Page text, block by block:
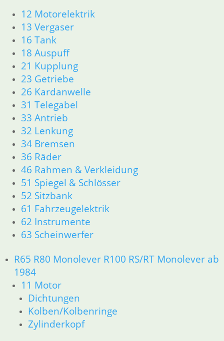
12 Motorelektrik
13 Vergaser
16 Tank
18 Auspuff
21 Kupplung
23 Getriebe
26 Kardanwelle
31 Telegabel
33 Antrieb
32 Lenkung
34 Bremsen
36 Räder
46 Rahmen & Verkleidung
51 Spiegel & Schlösser
52 Sitzbank
61 Fahrzeugelektrik
62 Instrumente
63 Scheinwerfer
R65 R80 Monolever R100 RS/RT Monolever ab
1984
11 Motor
Dichtungen
Kolben/Kolbenringe
Zylinderkopf
51 Spiegel & Schlösser
61 Fahrzeugelektrik
62 Instrumente
63 Scheinwerfer
R26 & R27
11 Motor
Dichtungen
Zylinderkopf r26-r27
12 Motorelektrik
13 Vergaser
16 Tank
18 Auspuff
21 Kupplung
23 Getriebe
26 Kardanwelle
31 Telegabel
32 Lenkung
33 Antrieb
34 Bremsen
36 Räder
51 Spiegel & Schlösser
61 Fahrzeugelektrik
62 Instrumente
63 Scheinwerfer
R50 R69/S
11 Motor
Dichtungen